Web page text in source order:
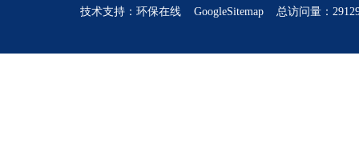
技术支持： 环保在线 GoogleSitemap 总访问量：